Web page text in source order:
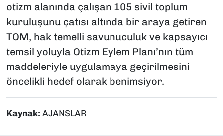
otizm alanında çalışan 105 sivil toplum
kuruluşunu çatısı altında bir araya getiren
TOM, hak temelli savunuculuk ve kapsayıcı
temsil yoluyla Otizm Eylem Planı’nın tüm
maddeleriyle uygulamaya geçirilmesini
öncelikli hedef olarak benimsiyor.
Kaynak: AJANSLAR